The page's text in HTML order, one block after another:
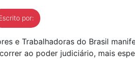
por:
e Trabalhadoras do Brasil
ao poder judiciário, mais